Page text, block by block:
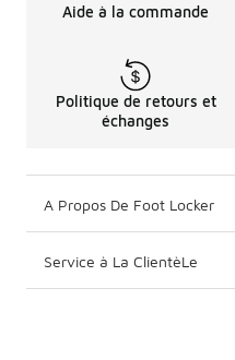
Aide à la commande
Politique de retours et
échanges
A Propos De Foot Locker
Service à La ClientèLe